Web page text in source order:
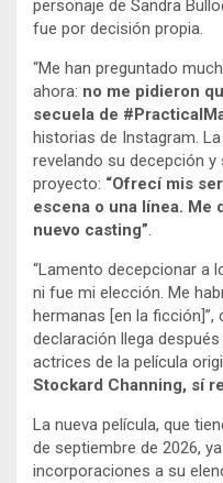
personaje de Sandra
fue por decisión propia.
“Me han preguntado
ahora: no me pidieron
secuela de
historias de Instagram.
revelando su decepción y
proyecto: “Ofrecí mis
escena o una línea. Me
nuevo casting”.
“Lamento decepcionar a
ni fue mi elección. Me
hermanas [en la
declaración llega
actrices de la película
Stockard Channing, sí
La nueva película, que
de septiembre de 2026,
incorporaciones a su